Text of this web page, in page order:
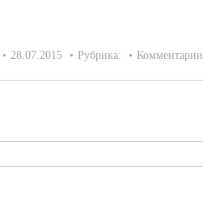
28.07.2015 Рубрика: Комментарии